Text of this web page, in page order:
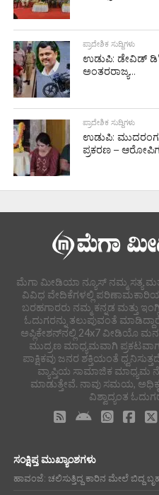
ಪ್ರಾದೇಶಿಕ ಸುದ್ದಿಗಳು
ಉಡುಪಿ: ಡೇವಿಡ್
ಅಂತರರಾಜ್ಯ...
ಪ್ರಾದೇಶಿಕ ಸುದ್ದಿಗಳು
ಉಡುಪಿ:
ಪ್ರಕರಣ –
ಮೆಗಾ ಮೀಡಿಯಾ ನ್ಯೂಸ್ ನಮ್ಮ ಸತ್ಯ
ವಿವಿಧ ವೇದಿಕೆಗಳಲ್ಲಿ
ಬರಹಗಾರರು ನಮ್ಮ ಕನ್ನಡ ಮತ್ತು
ಓದುಗರನ್ನು ತಲುಪುವಂತೆ
ಅಪ್ಲಿಕೇಶನ್‌ನಲ್ಲಿ 24x7 ವೀಡಿಯೊ
ಮುದ್ರಣ ಮಾಧ್ಯಮವಾಗಿ
ಪಾಕ್ಷಿಕವು ಜನರ ಶಕ್ತಿಯಂತೆ
ವ್ಯಾಪ್ತಿಯ ಸಾಮಾಜಿಕ ಮಾಧ್ಯಮ
ಮಾಡುತ್ತೇವೆ. ನಾವು ಸಮಯ,
ವಿಶ್ವಾದ್ಯಂತ
ಸಂಕ್ಷಿಪ್ತ ಮುಖ್ಯಾಂಶಗಳು
ಹಾವಂಜೆ: ಚಲಿಸುತ್ತಿದ್ದ ಕಾರಿನ ಮೇಲೆ ಬಿದ್ದ